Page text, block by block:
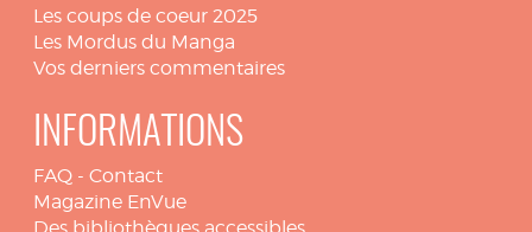
Les coups de coeur 2025
Les Mordus du Manga
Vos derniers commentaires
INFORMATIONS
FAQ - Contact
Magazine EnVue